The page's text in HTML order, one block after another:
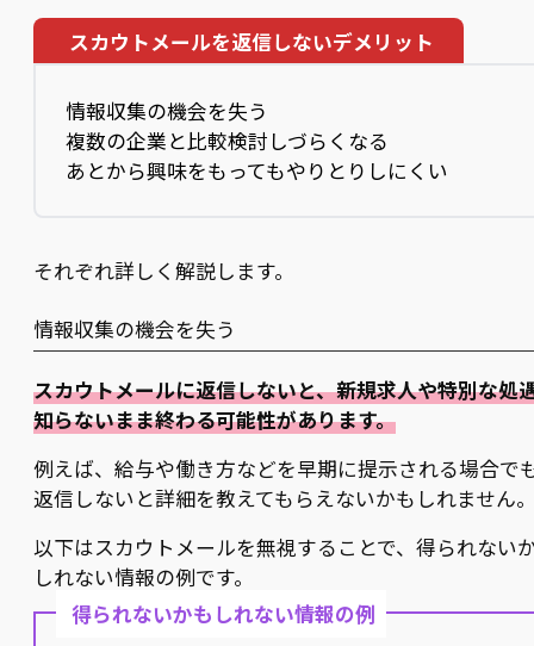
スカウトメールを返信しないデメリット
情報収集の機会を失う
複数の企業と比較検討しづらくなる
あとから興味をもってもやりとりしにくい
それぞれ詳しく解説します。
情報収集の機会を失う
スカウトメールに返信しないと、新規求人や特別な処
知らないまま終わる可能性があります。
例えば、給与や働き方などを早期に提示される場合で
返信しないと詳細を教えてもらえないかもしれません
以下はスカウトメールを無視することで、得られない
しれない情報の例です。
得られないかもしれない情報の例